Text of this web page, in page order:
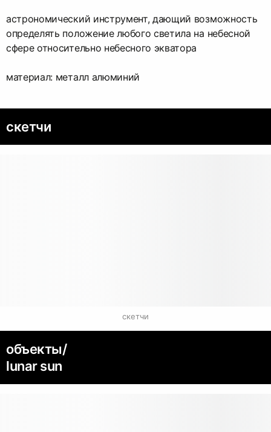
астрономический инструмент, дающий возможность
определять положение любого светила на небесной
сфере относительно небесного экватора
материал: металл алюминий
скетчи
скетчи
объекты/
lunar sun